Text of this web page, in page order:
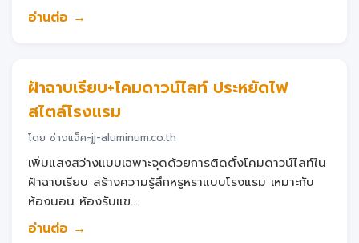
อ่านต่อ →
ฝ้าฉาบเรียบ+โคมดาวน์ไลท์ ประหยัดไฟ
สไตล์โรงแรม
โดย ช่างแจ็ค-jj-aluminum.co.th
เพิ่มแสงสว่างแบบเฉพาะจุดด้วยการติดตั้งโคมดาวน์ไลท์ใน
ฝ้าฉาบเรียบ สร้างความรู้สึกหรูหราแบบโรงแรม เหมาะกับ
ห้องนอน ห้องรับแข...
อ่านต่อ →